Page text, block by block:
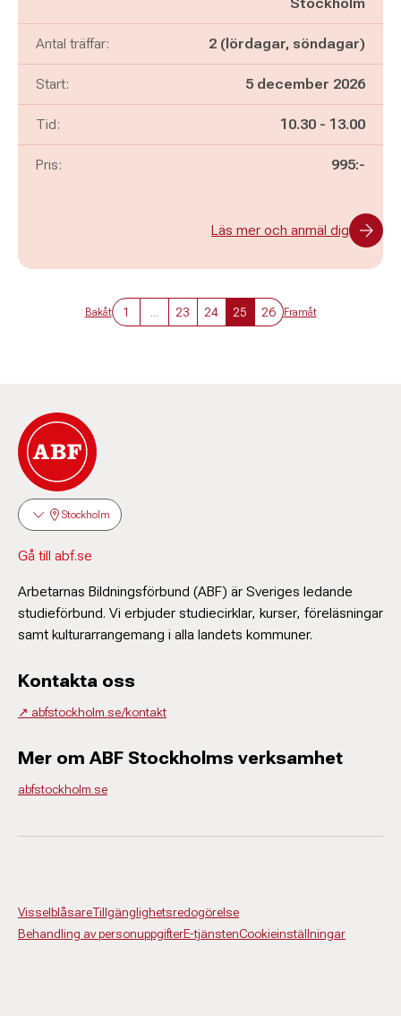
Antal träffar: 2 (lördagar, söndagar)
Start: 5 december 2026
Tid: Pågår mellan
10.30 - och
13.00
Pris: 995:-
Läs mer och anmäl dig
Bakåt 1 23 24 25 26 Framåt
Stockholm
Gå till abf.se
Arbetarnas Bildningsförbund (ABF) är Sveriges ledande
studieförbund. Vi erbjuder studiecirklar, kurser, föreläsningar
samt kulturarrangemang i alla landets kommuner.
Kontakta oss
↗️ abfstockholm.se/kontakt
Mer om ABF Stockholms verksamhet
abfstockholm.se
VisselblåsareTillgänglighetsredogörelse
Behandling av personuppgifterE-tjänstenCookieinställningar